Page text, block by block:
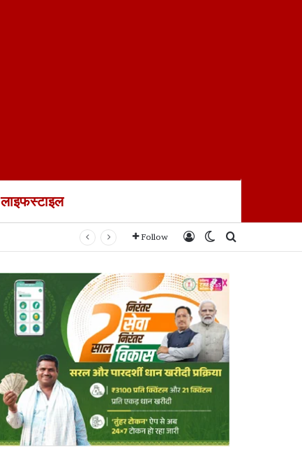
लाइफस्टाइल
Follow Log InSwitch skin